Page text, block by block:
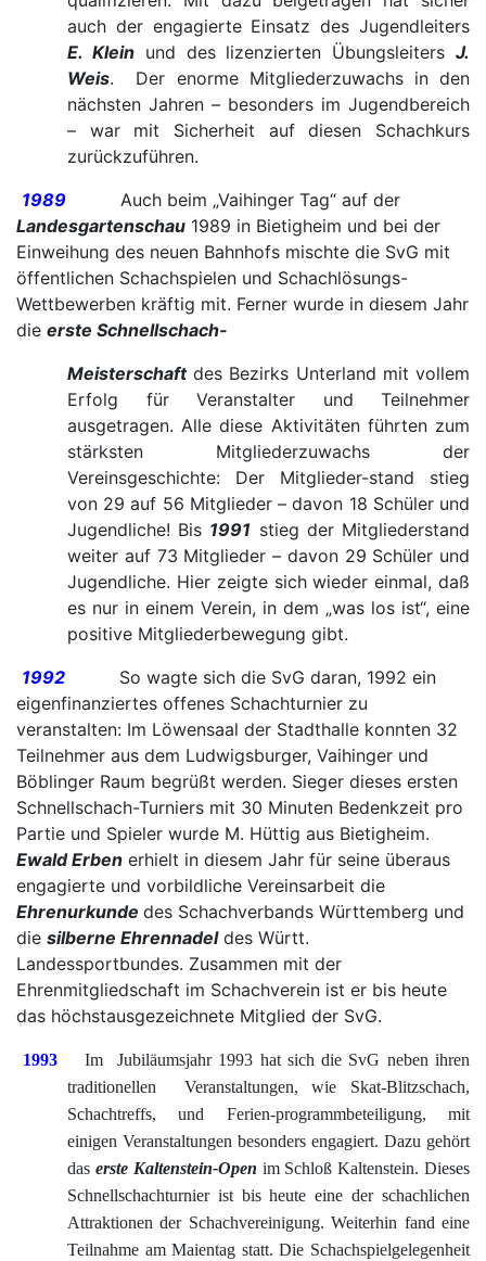
auch der engagierte Einsatz des Jugendleiters
E. Kleinund des lizenzierten ÜbungsleitersJ.
Weis. Der enorme Mitgliederzuwachs in den
nächsten Jahren – besonders im Jugendbereich
– war mit Sicherheit auf diesen Schachkurs
zurückzuführen.
1989
Auch beim „Vaihinger Tag“ auf der
Landesgartenschau 1989 in Bietigheim und bei der
Einweihung des neuen Bahnhofs mischte die SvG mit
öffentlichen Schachspielen und Schachlösungs-
Wettbewerben kräftig mit. Ferner wurde in diesem Jahr
die erste Schnellschach-
Meisterschaftdes Bezirks Unterland mit vollem
Erfolg für Veranstalter und Teilnehmer
ausgetragen. Alle diese Aktivitäten führten zum
stärksten Mitgliederzuwachs der
Vereinsgeschichte: Der Mitglieder-stand stieg
von 29 auf 56 Mitglieder – davon 18 Schüler und
Jugendliche! Bis 1991 stieg der Mitgliederstand
weiter auf 73 Mitglieder – davon 29 Schüler und
Jugendliche. Hier zeigte sich wieder einmal, daß
es nur in einem Verein, in dem „was los ist“, eine
positive Mitgliederbewegung gibt.
1992
So wagte sich die SvG daran, 1992 ein
eigenfinanziertes offenes Schachturnier zu
veranstalten: Im Löwensaal der Stadthalle konnten 32
Teilnehmer aus dem Ludwigsburger, Vaihinger und
Böblinger Raum begrüßt werden. Sieger dieses ersten
Schnellschach-Turniers mit 30 Minuten Bedenkzeit pro
Partie und Spieler wurde M. Hüttig aus Bietigheim.
Ewald Erben erhielt in diesem Jahr für seine überaus
engagierte und vorbildliche Vereinsarbeit die
Ehrenurkunde des Schachverbands Württemberg und
die silberne Ehrennadeldes Württ.
Landessportbundes. Zusammen mit der
Ehrenmitgliedschaft im Schachverein ist er bis heute
das höchstausgezeichnete Mitglied der SvG.
1993
Im Jubiläumsjahr 1993 hat sich die SvG neben ihren
traditionellen Veranstaltungen, wie Skat-Blitzschach,
Schachtreffs, und Ferien-programmbeteiligung, mit
einigen Veranstaltungen besonders engagiert. Dazu gehört
das erste Kaltenstein-Open im Schloß Kaltenstein. Dieses
Schnellschachturnier ist bis heute eine der schachlichen
Attraktionen der Schachvereinigung. Weiterhin fand eine
Teilnahme am Maientag statt. Die Schachspielgelegenheit